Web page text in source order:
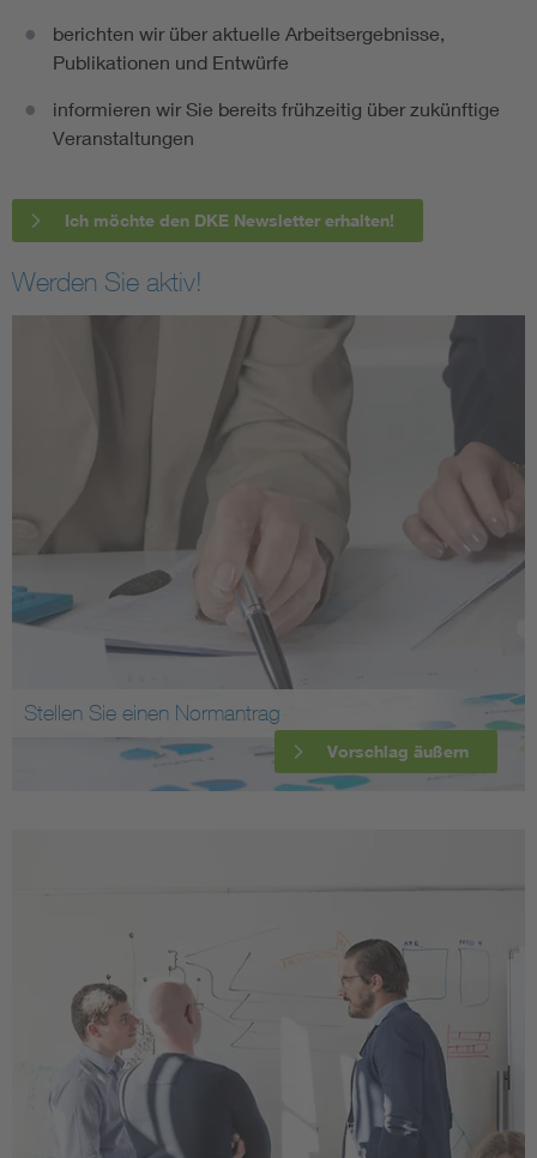
berichten wir über aktuelle Arbeitsergebnisse,
Publikationen und Entwürfe
informieren wir Sie bereits frühzeitig über zukünftige
Veranstaltungen
Ich möchte den DKE Newsletter erhalten!
Werden Sie aktiv!
Stellen Sie einen Normantrag
Vorschlag äußern